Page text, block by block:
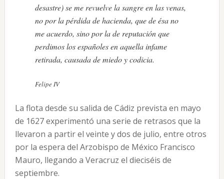
desastre) se me revuelve la sangre en las venas,
no por la pérdida de hacienda, que de ésa no
me acuerdo, sino por la de reputación que
perdimos los españoles en aquella infame
retirada, causada de miedo y codicia.
Felipe IV
La flota desde su salida de Cádiz prevista en mayo
de 1627 experimentó una serie de retrasos que la
llevaron a partir el veinte y dos de julio, entre otros
por la espera del Arzobispo de México Francisco
Mauro, llegando a Veracruz el dieciséis de
septiembre.